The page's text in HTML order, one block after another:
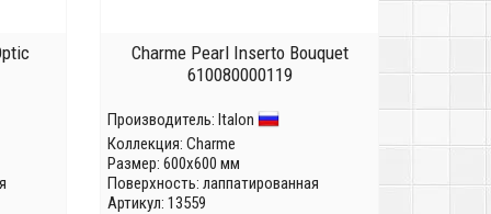
Charme Pearl Inserto Bouquet
610080000119
Производитель: Italon
Коллекция: Charme
Размер: 600x600 мм
Поверхность: лаппатированная
Артикул: 13559